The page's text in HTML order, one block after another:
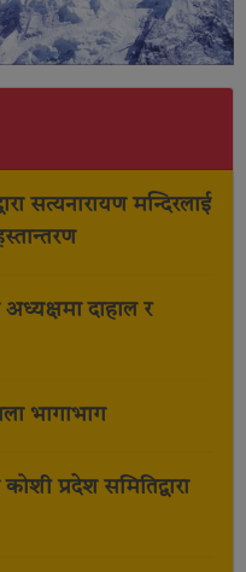
सत्यनारायण मन्दिरलाई
अध्यक्षमा दाहाल र
भागाभाग
प्रदेश समितिद्वारा